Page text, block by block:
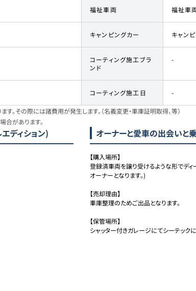
福祉車両 福祉車
キャンピングカー キャン
コーティング施工ブラ
ンド
-
コーティング施工日 -
その際には諸費用が発生します。（名義変更・車庫証明取得、等）
があります。
ディション) オーナーと愛車の出会いと
【購入場所】
登録済車両を譲り受けるような形でデ
オーナーとなります。)
【売却理由】
車庫整理のためご出品となります。
【保管場所】
シャッター付きガレージにてシーテック